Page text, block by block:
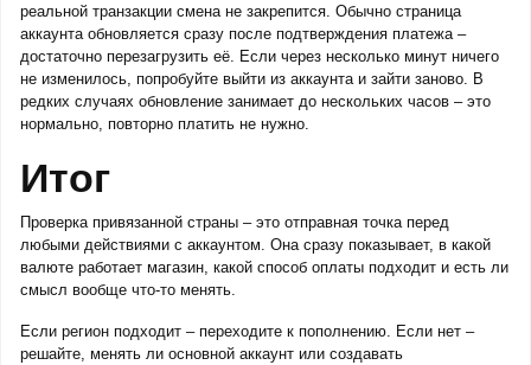
реальной транзакции смена не закрепится. Обычно страница
аккаунта обновляется сразу после подтверждения платежа –
достаточно перезагрузить её. Если через несколько минут ничего
не изменилось, попробуйте выйти из аккаунта и зайти заново. В
редких случаях обновление занимает до нескольких часов – это
нормально, повторно платить не нужно.
Итог
Проверка привязанной страны – это отправная точка перед
любыми действиями с аккаунтом. Она сразу показывает, в какой
валюте работает магазин, какой способ оплаты подходит и есть ли
смысл вообще что-то менять.
Если регион подходит – переходите к пополнению. Если нет –
решайте, менять ли основной аккаунт или создавать